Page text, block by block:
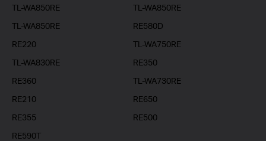
TL-WA850RE
TL-WA850RE
TL-WA850RE
RE580D
RE220
TL-WA750RE
TL-WA830RE
RE350
RE360
TL-WA730RE
RE210
RE650
RE355
RE500
RE590T